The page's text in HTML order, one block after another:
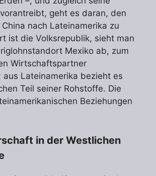
geht es daran, den
nach Lateinamerika zu
ist die Volksrepublik, sieht man
Mexiko ab, zum
Wirtschaftspartner
aus Lateinamerika bezieht es
Teil seiner Rohstoffe. Die
Beziehungen
in der Westlichen